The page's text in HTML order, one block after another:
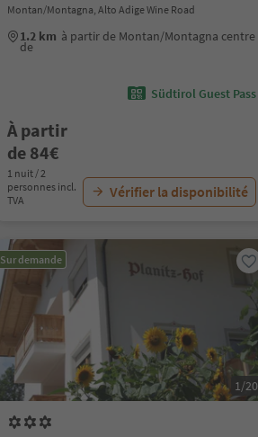
Montan/Montagna, Alto Adige Wine Road
1.2 km à partir de Montan/Montagna centre
de
Südtirol Guest Pass
À partir
de 84€
1 nuit / 2
personnes incl.
TVA
Vérifier la disponibilité
Sur demande
1/20